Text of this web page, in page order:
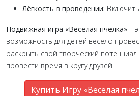
Лёгкость в проведении:
Подвижная игра «Весёлая пчёлка» –
возможность для детей весело
раскрыть свой творческий
провести время в кругу друзей!
Купить Игру «Весёлая